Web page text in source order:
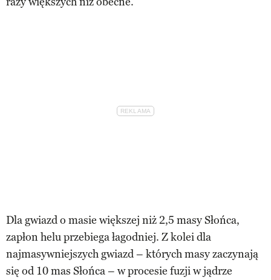
Dla gwiazd o masie większej niż 2,5 masy Słońca,
zapłon helu przebiega łagodniej. Z kolei dla
najmasywniejszych gwiazd – których masy zaczynają
się od 10 mas Słońca – w procesie fuzji w jądrze